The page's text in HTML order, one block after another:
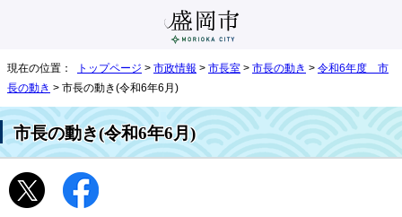
現在の位置： トップページ > 市政情報 > 市長室 > 市長の動き > 令和6年度 市
長の動き > 市長の動き(令和6年6月)
市長の動き(令和6年6月)